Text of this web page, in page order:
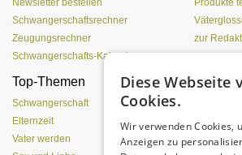
Newsletter bestellen
Schwangerschaftsrechner
Zeugungsrechner
Schwangerschafts-Kalender
Produkte
zur
Top-Themen
Schwangerschaft
Elternzeit
Vater werden
Einen
Diese Webseite
Cookies.
Wir verwenden Cookies,
Anzeigen zu